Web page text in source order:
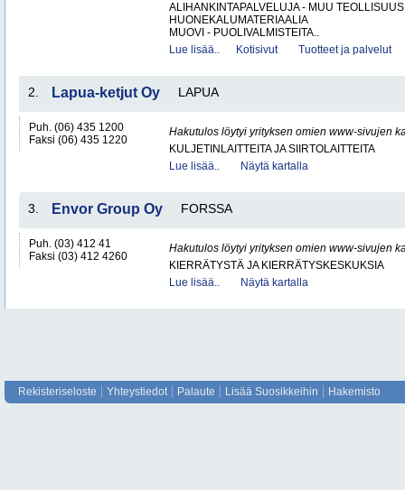
ALIHANKINTAPALVELUJA - MUU TEOLLISUUS
HUONEKALUMATERIAALIA
MUOVI - PUOLIVALMISTEITA..
Lue lisää..
Kotisivut Tuotteet ja palvelut
2. Lapua-ketjut Oy LAPUA
Puh. (06) 435 1200
Faksi (06) 435 1220
Hakutulos löytyi yrityksen omien www-sivujen
KULJETINLAITTEITA JA SIIRTOLAITTEITA
Lue lisää..
Näytä kartalla
3. Envor Group Oy FORSSA
Puh. (03) 412 41
Faksi (03) 412 4260
Hakutulos löytyi yrityksen omien www-sivujen
KIERRÄTYSTÄ JA KIERRÄTYSKESKUKSIA
Lue lisää..
Näytä kartalla
Rekisteriseloste Yhteystiedot Palaute Lisää Suosikkeihin Hakemisto